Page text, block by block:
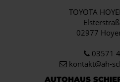
TOYOTA
02977
03571
kontakt@ah-
AUTOHAUS